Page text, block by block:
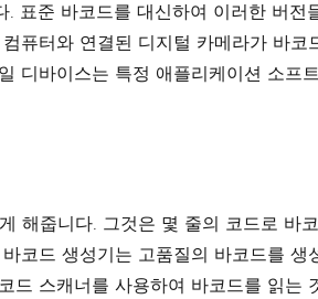
var
ng.EAN8);
// After
var
표준 바코드를 대신하여 이러한 버
퓨터와 연결된 디지털 카메라가 바
디바이스는 특정 애플리케이션 소
해줍니다. 그것은 몇 줄의 코드로
코드 생성기는 고품질의 바코드를
스캐너를 사용하여 바코드를 읽는